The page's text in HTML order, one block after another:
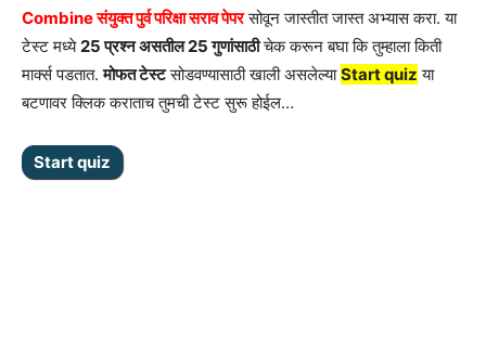
Combine संयुक्त पुर्व परिक्षा सराव पेपरसोवून जास्तीत जास्त अभ्यास करा. या
टेस्ट मध्ये25 प्रश्न असतील 25 गुणांसाठीचेक करून बघा कि तुम्हाला किती
मार्क्स पडतात.मोफत टेस्टसोडवण्यासाठी खाली असलेल्याStart quiz या
बटणावर क्लिक कराताच तुमची टेस्ट सुरू होईल…